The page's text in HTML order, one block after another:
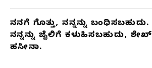
ನನಗೆ ಗೊತ್ತು, ನನ್ನನ್ನು ಬಂಧಿಸಬಹುದು.
ನನ್ನನ್ನು ಜೈಲಿಗೆ ಕಳುಹಿಸಬಹುದು, ಶೇಖ್
ಹಸೀನಾ.